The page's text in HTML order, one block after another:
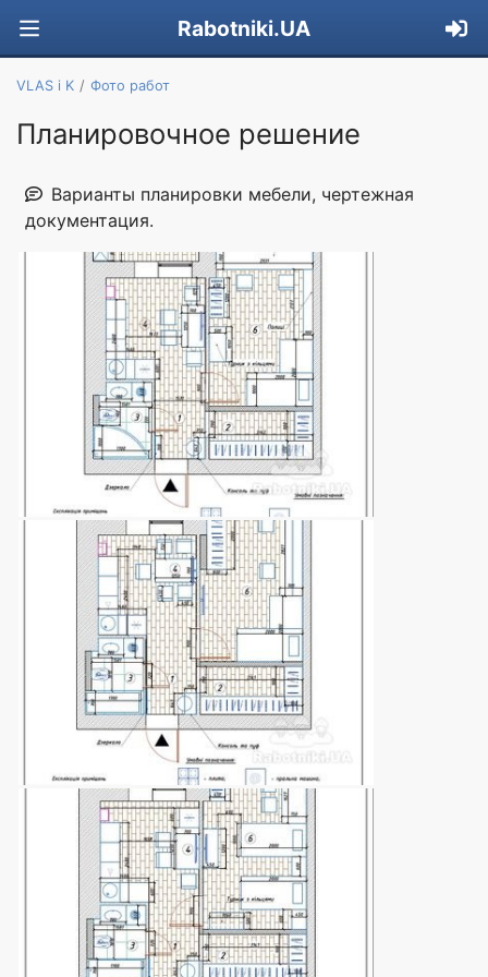
Rabotniki.UA
VLAS i K Фото работ
Планировочное решение
Варианты планировки мебели, чертежная
документация.